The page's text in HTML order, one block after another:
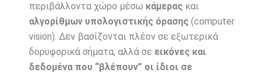
περιβάλλοντα χώρο μέσω κάμερας και
αλγορίθμων υπολογιστικής όρασης (computer
vision). Δεν βασίζονται πλέον σε εξωτερικά
δορυφορικά σήματα, αλλά σε εικόνες και
δεδομένα που “βλέπουν” οι ίδιοι σε